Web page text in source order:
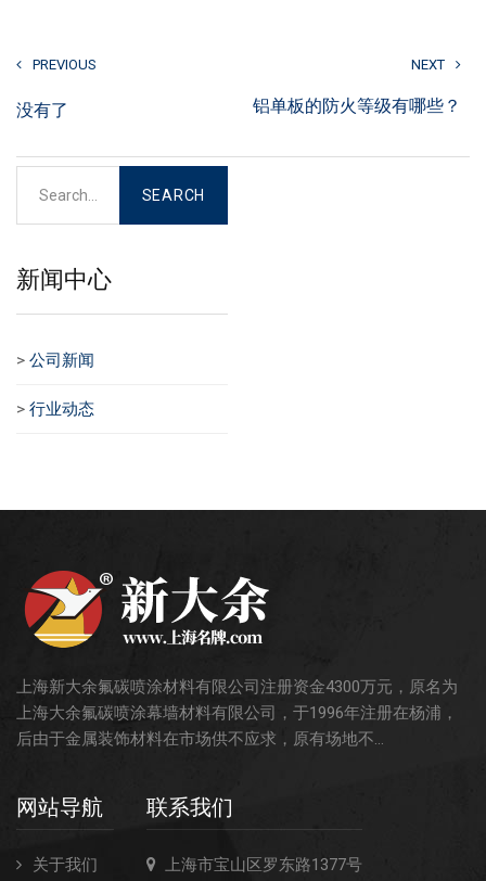
PREVIOUS
没有了
NEXT
铝单板的防火等级有哪些？
新闻中心
> 公司新闻
> 行业动态
上海新大余氟碳喷涂材料有限公司注册资金4300万元，原名为
上海大余氟碳喷涂幕墙材料有限公司，于1996年注册在杨浦，
后由于金属装饰材料在市场供不应求，原有场地不...
网站导航
关于我们
联系我们
上海市宝山区罗东路1377号